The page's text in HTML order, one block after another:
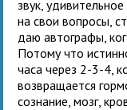
звук,
на свои вопросы,
даю автографы,
Потому что
часа через 2-3-4,
возвращается
сознание, мозг,